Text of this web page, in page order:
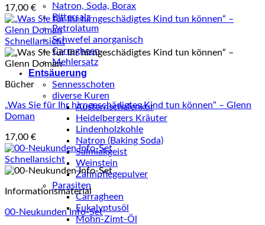
Natron, Soda, Borax
Bittersalz
Petrolatum
Schwefel anorganisch
Carragheen
Mehlersatz
Entsäuerung
Sennesschoten
diverse Kuren
Austernschalenkur
Heidelbergers Kräuter
Lindenholzkohle
Natron (Baking Soda)
Salmiakgeist
Weinstein
Zahnpflegepulver
Parasiten
Carragheen
Eukalyptusöl
Mohn-Zimt-Öl
17,00 €
Schnellansicht
Bücher
„Was Sie für Ihr hirngeschädigtes Kind tun können“ – Glenn
Doman
17,00 €
Schnellansicht
Informationsmaterial
00-Neukunden Info-Set